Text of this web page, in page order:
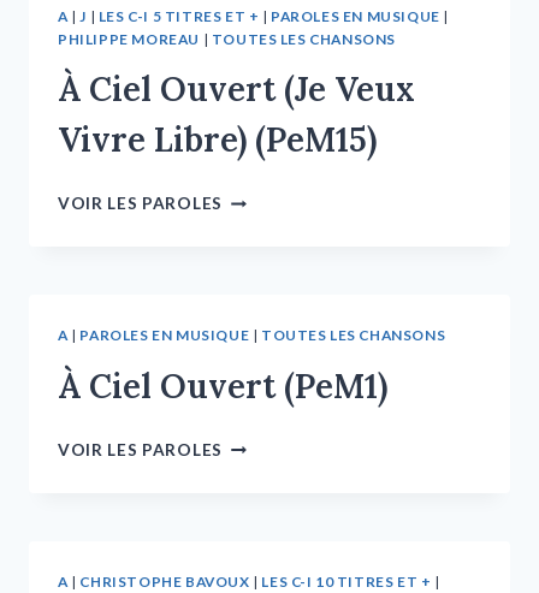
A | J | LES C-I 5 TITRES ET + | PAROLES EN MUSIQUE |
PHILIPPE MOREAU | TOUTES LES CHANSONS
À Ciel Ouvert (Je Veux
Vivre Libre) (PeM15)
VOIR LES PAROLES
A| PAROLES EN MUSIQUE | TOUTES LES CHANSONS
À Ciel Ouvert (PeM1)
VOIR LES PAROLES
A| CHRISTOPHE BAVOUX | LES C-I 10 TITRES ET + |